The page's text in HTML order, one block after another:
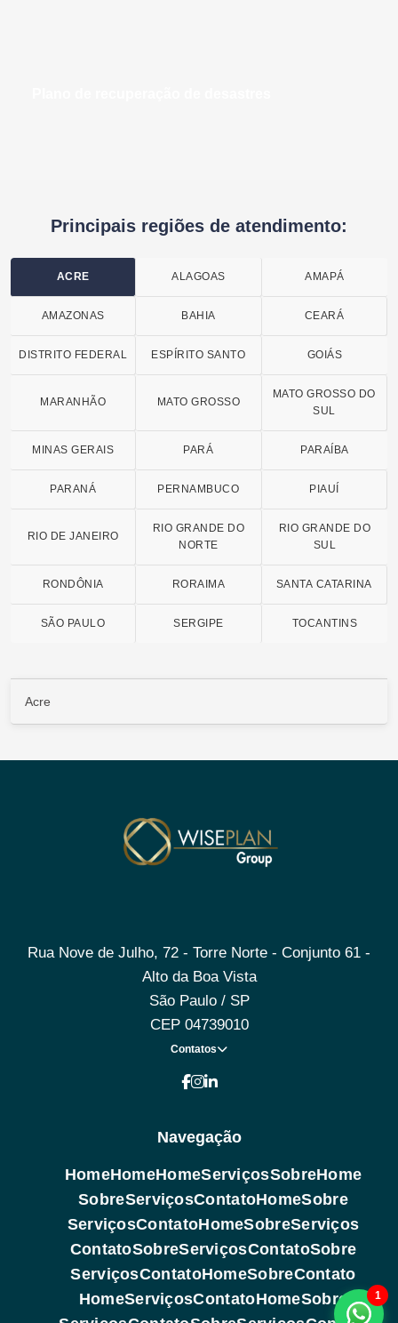
Principais regiões de atendimento:
ACRE ALAGOAS AMAPÁ
AMAZONAS BAHIA CEARÁ
DISTRITO FEDERAL ESPÍRITO SANTO GOIÁS
MARANHÃO MATO GROSSO
MATO GROSSO DO
SUL
MINAS GERAIS PARÁ PARAÍBA
PARANÁ PERNAMBUCO PIAUÍ
RIO DE JANEIRO
RIO GRANDE DO
NORTE
RIO GRANDE DO
SUL
RONDÔNIA RORAIMA SANTA CATARINA
SÃO PAULO SERGIPE TOCANTINS
Acre
Rua Nove de Julho, 72 - Torre Norte - Conjunto 61 -
Alto da Boa Vista
São Paulo / SP
CEP 04739010
Contatos
Navegação
HomeHomeHomeServiçosSobreHome
SobreServiçosContatoHomeSobre
ServiçosContatoHomeSobreServiços
ContatoSobreServiçosContatoSobre
ServiçosContatoHomeSobreContato
HomeServiçosContatoHomeSobre
1